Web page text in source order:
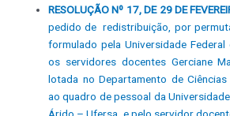
RESOLUÇÃO Nº 17, DE 29 DE
pedido de redistribuição, por
formulado pela Universidade
os servidores docentes Gerciane
lotada no Departamento de Ciências
ao quadro de pessoal da